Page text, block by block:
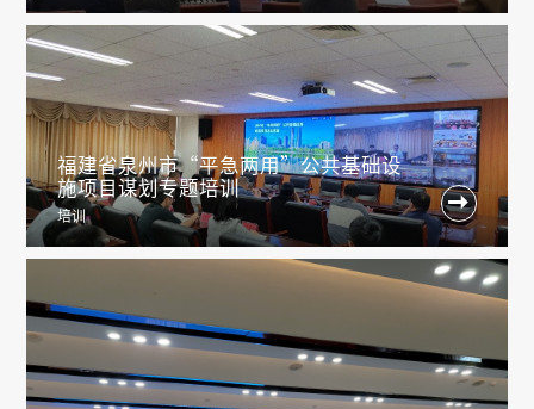
福建省泉州市“平急两用”公共基础设
施项目谋划专题培训
培训
